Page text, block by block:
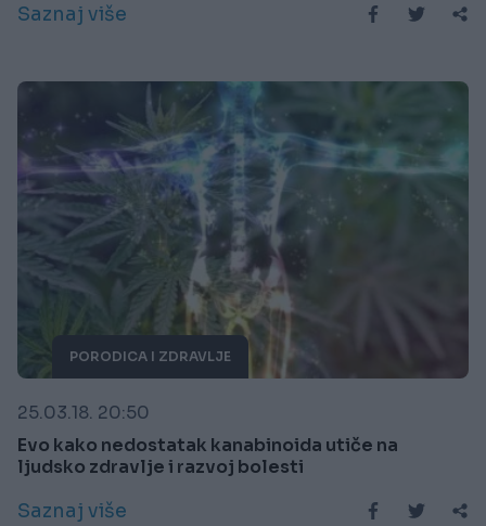
Saznaj više
PORODICA I ZDRAVLJE
25.03.18. 20:50
Evo kako nedostatak kanabinoida utiče na
ljudsko zdravlje i razvoj bolesti
Saznaj više